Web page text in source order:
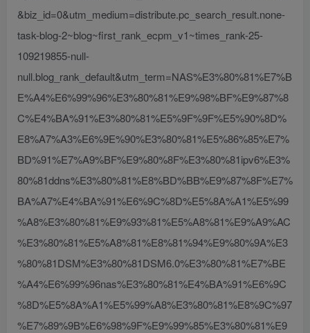
&biz_id=0&utm_medium=distribute.pc_search_result.none-
task-blog-2~blog~first_rank_ecpm_v1~times_rank-25-
109219855-null-
null.blog_rank_default&utm_term=NAS%E3%80%81%E7%B
E%A4%E6%99%96%E3%80%81%E9%98%BF%E9%87%8
C%E4%BA%91%E3%80%81%E5%9F%9F%E5%90%8D%
E8%A7%A3%E6%9E%90%E3%80%81%E5%86%85%E7%
BD%91%E7%A9%BF%E9%80%8F%E3%80%81ipv6%E3%
80%81ddns%E3%80%81%E8%BD%BB%E9%87%8F%E7%
BA%A7%E4%BA%91%E6%9C%8D%E5%8A%A1%E5%99
%A8%E3%80%81%E9%93%81%E5%A8%81%E9%A9%AC
%E3%80%81%E5%A8%81%E8%81%94%E9%80%9A%E3
%80%81DSM%E3%80%81DSM6.0%E3%80%81%E7%BE
%A4%E6%99%96nas%E3%80%81%E4%BA%91%E6%9C
%8D%E5%8A%A1%E5%99%A8%E3%80%81%E8%9C%97
%E7%89%9B%E6%98%9F%E9%99%85%E3%80%81%E9